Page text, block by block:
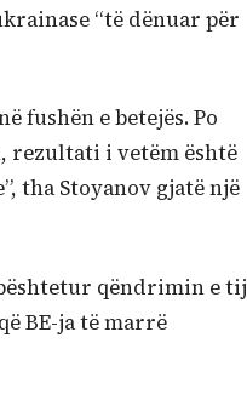
“të dënuar për
fushën e betejës. Po
rezultati i vetëm është
tha Stoyanov gjatë një
qëndrimin e tij
BE-ja të marrë